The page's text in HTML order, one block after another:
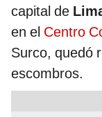
capital de
en el Centro
Surco, quedó
escombros.